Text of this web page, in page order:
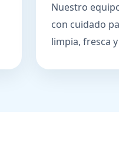
Nuestro
con cuidado
limpia, fresca